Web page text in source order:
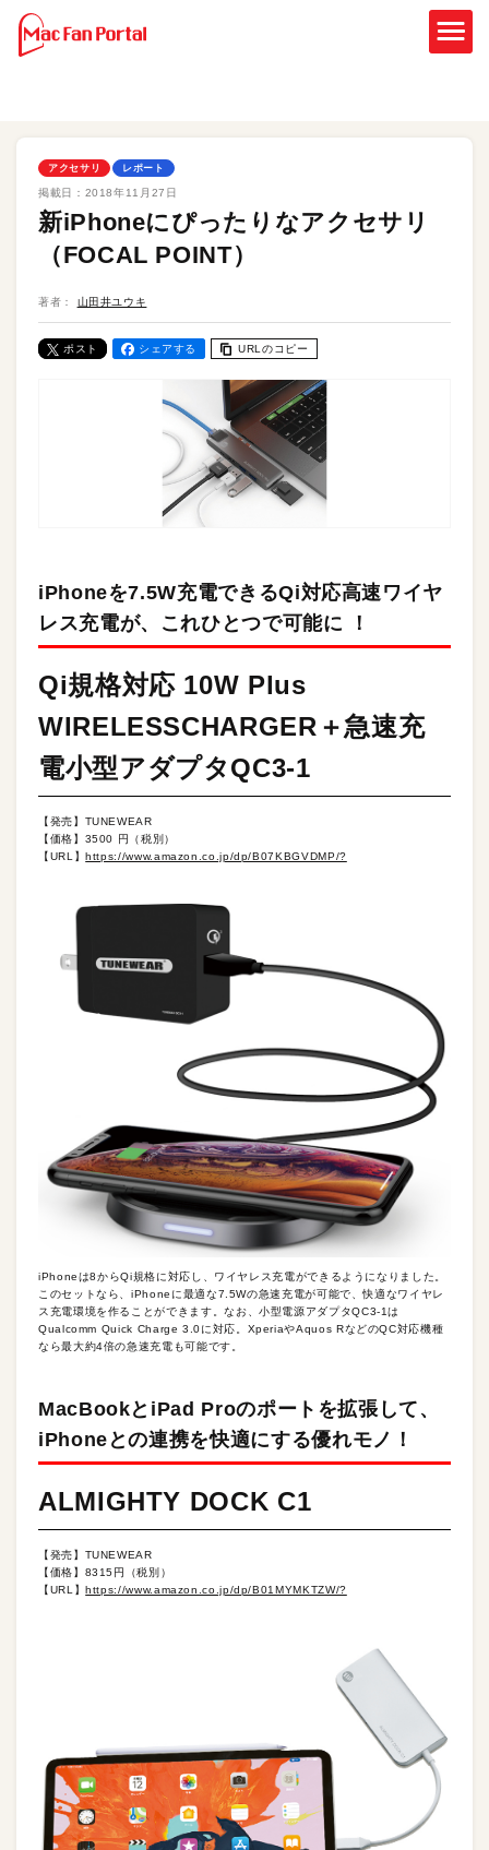
アクセサリ レポート
掲載日： 2018年11月27日
新iPhoneにぴったりなアクセサリ
（FOCAL POINT）
著者： 山田井ユウキ
ポスト シェアする URLのコピー
iPhoneを7.5W充電できるQi対応高速ワイヤ
レス充電が、これひとつで可能に ！
Qi規格対応 10W Plus
WIRELESSCHARGER＋急速充
電小型アダプタQC3-1
【発売】TUNEWEAR
【価格】3500 円（税別）
【URL】https://www.amazon.co.jp/dp/B07KBGVDMP/?
iPhoneは8からQi規格に対応し、ワイヤレス充電ができるようになりました。
このセットなら、iPhoneに最適な7.5Wの急速充電が可能で、快適なワイヤレ
ス充電環境を作ることができます。なお、小型電源アダプタQC3-1は
Qualcomm Quick Charge 3.0に対応。XperiaやAquos RなどのQC対応機種
なら最大約4倍の急速充電も可能です。
MacBookとiPad Proのポートを拡張して、
iPhoneとの連携を快適にする優れモノ！
ALMIGHTY DOCK C1
【発売】TUNEWEAR
【価格】8315円（税別）
【URL】https://www.amazon.co.jp/dp/B01MYMKTZW/?